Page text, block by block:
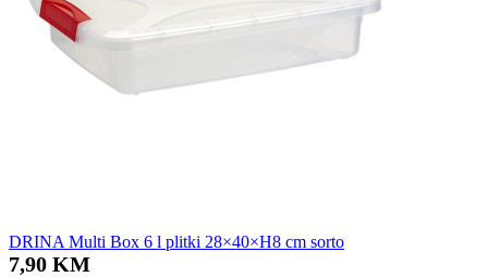
DRINA Multi Box 6 l plitki 28×40×H8 cm sorto
7,90 KM